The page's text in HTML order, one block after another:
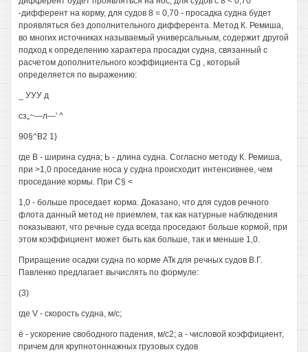
-дифферент на корму, для судов 8 = 0,70 - просадка судна будет
проявляться без дополнительного дифферента. Метод К. Ремиша,
во многих источниках называемый универсальным, содержит другой
подход к определению характера просадки судна, связанный с
расчетом дополнительного коэффициента Cg , который
определяется по выражению:
_ УУУ д
сз„~—л—' ^
90§^В2 1}
где В - ширина судна; Ь - длина судна. Согласно методу К. Ремиша,
при >1,0 проседание носа у судна происходит интенсивнее, чем
проседание кормы. При С§ <
1,0 - больше проседает корма. Доказано, что для судов речного
флота данный метод не приемлем, так как натурные наблюдения
показывают, что речные суда всегда проседают больше кормой, при
этом коэффициент может быть как больше, так и меньше 1,0.
Приращение осадки судна по корме АТк для речных судов В.Г.
Павленко предлагает вычислять по формуле:
(3)
где V - скорость судна, м/с;
ё - ускорение свободного падения, м/с2; а - числовой коэффициент,
причем для крупнотоннажных грузовых судов